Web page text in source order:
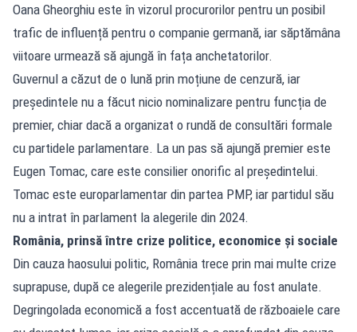
Oana Gheorghiu este în vizorul procurorilor pentru un posibil
trafic de influență pentru o companie germană, iar săptămâna
viitoare urmează să ajungă în fața anchetatorilor.
Guvernul a căzut de o lună prin moțiune de cenzură, iar
președintele nu a făcut nicio nominalizare pentru funcția de
premier, chiar dacă a organizat o rundă de consultări formale
cu partidele parlamentare. La un pas să ajungă premier este
Eugen Tomac, care este consilier onorific al președintelui.
Tomac este europarlamentar din partea PMP, iar partidul său
nu a intrat în parlament la alegerile din 2024.
România, prinsă între crize politice, economice și sociale
Din cauza haosului politic, România trece prin mai multe crize
suprapuse, după ce alegerile prezidențiale au fost anulate.
Degringolada economică a fost accentuată de războaiele care